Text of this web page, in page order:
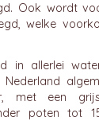
Ook wordt
welke
in allerlei
met een
poten tot